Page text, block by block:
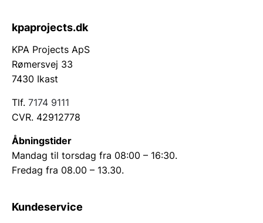
kpaprojects.dk
KPA Projects ApS
Rømersvej 33
7430 Ikast
Tlf. 7174 9111
CVR. 42912778
Åbningstider
Mandag til torsdag fra 08:00 – 16:30.
Fredag fra 08.00 – 13.30.
Kundeservice